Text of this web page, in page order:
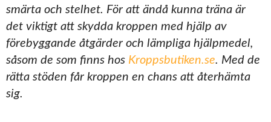
smärta och stelhet. För att ändå kunna träna är
det viktigt att skydda kroppen med hjälp av
förebyggande åtgärder och lämpliga hjälpmedel,
såsom de som finns hos Kroppsbutiken.se. Med de
rätta stöden får kroppen en chans att återhämta
sig.